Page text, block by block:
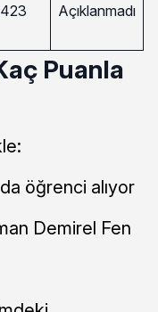
Açıklanmadı
Puanla
öğrenci alıyor
Demirel Fen